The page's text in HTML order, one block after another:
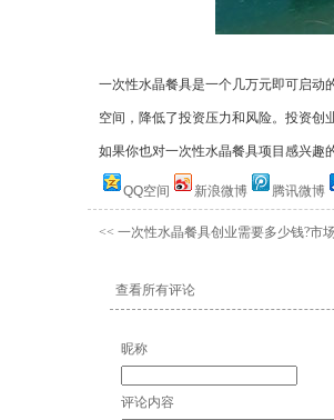
一次性水晶餐具是一个几万元即可启动的
空间，降低了投资压力和风险。投资创
如果你也对一次性水晶餐具项目感兴趣
QQ空间 新浪微博 腾讯微博
<< 一次性水晶餐具创业需要多少钱?市
查看所有评论
昵称
评论内容